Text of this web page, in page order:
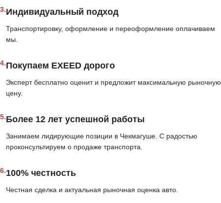
3.Индивидуальный подход
Транспортировку, оформление и переоформление оплачиваем
мы.
4.Покупаем EXEED дорого
Эксперт бесплатно оценит и предложит максимальную рыночную
цену.
5.Более 12 лет успешной работы
Занимаем лидирующие позиции в Чекмагуше. С радостью
проконсультируем о продаже транспорта.
6.100% честность
Честная сделка и актуальная рыночная оценка авто.